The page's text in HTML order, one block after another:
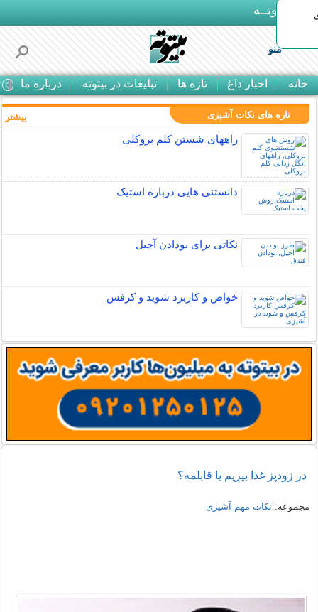
بـیتوتــه
منو
خانه اخبار داغ تازه ها تبلیغات در بیتوته درباره ما
تازه های نکات آشپزی
راههای شستن کلم بروکلی
دانستنی هایی درباره استیک
نکاتی برای بودادن آجیل
خواص و کاربرد شوید و کرفس
بیشتر
در زودپز غذا بپزیم یا قابلمه؟
مجموعه: نکات مهم آشپزی